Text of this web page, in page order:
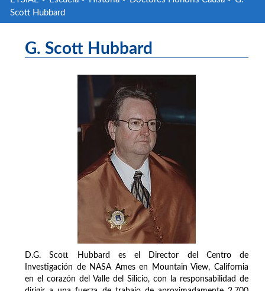
Scott Hubbard
G. Scott Hubbard
D.G. Scott Hubbard es el Director del Centro de
Investigación de NASA Ames en Mountain View, California
en el corazón del Valle del Silicio, con la responsabilidad de